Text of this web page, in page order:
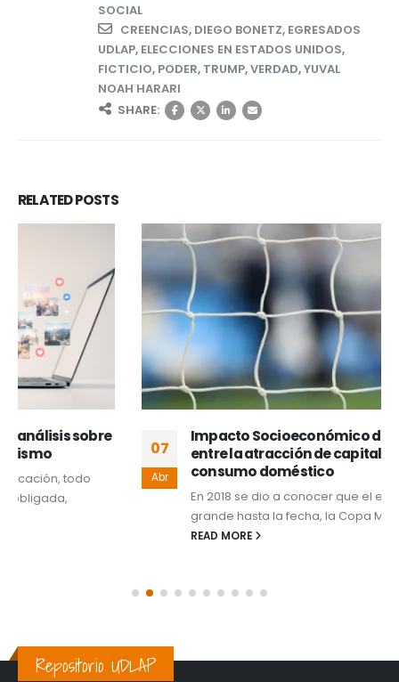
SOCIAL
CREENCIAS, DIEGO BONETZ, EGRESADOS
UDLAP, ELECCIONES EN ESTADOS UNIDOS,
FICTICIO, PODER, TRUMP,VERDAD,YUVAL
NOAH HARARI
SHARE:
RELATEDPOSTS
07
Abr
Impacto Socioeconómico del Mundial 2026:
entre la atracción de capitales y la inflación de
consumo doméstico
En 2018 se dio a conocer que el evento deportivo más
grande hasta la fecha, la Copa Mundial de Fútbol...
Repositorio UDLAP